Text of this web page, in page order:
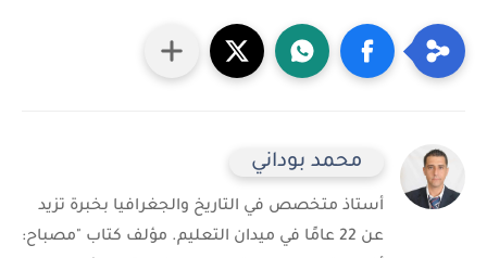
محمد بوداني
أستاذ متخصص في التاريخ والجغرافيا بخبرة تزيد
عن 22 عامًا في ميدان التعليم. مؤلف كتاب "مصباح: